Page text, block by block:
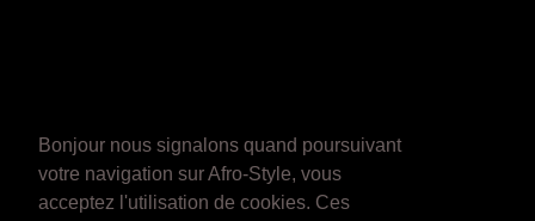
Bonjour nous signalons quand poursuivant
votre navigation sur Afro-Style, vous
acceptez l'utilisation de cookies. Ces